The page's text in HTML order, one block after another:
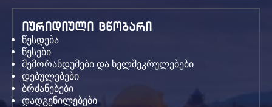
იურიდიული ცნობარი
წესდება
წესები
მემორანდუმები და ხელშეკრულებები
დებულებები
ბრძანებები
დადგენილებები